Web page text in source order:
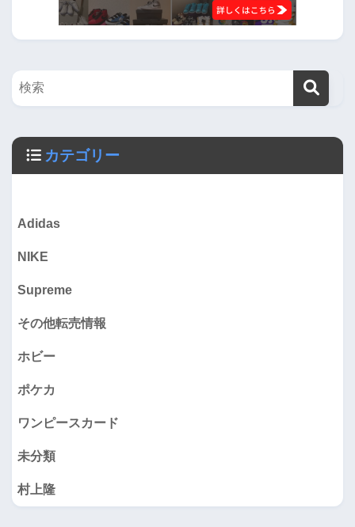
カテゴリー
Adidas
NIKE
Supreme
その他転売情報
ホビー
ポケカ
ワンピースカード
未分類
村上隆